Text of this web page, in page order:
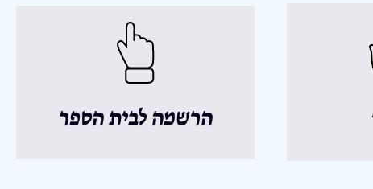
הרשמה לבית הספר